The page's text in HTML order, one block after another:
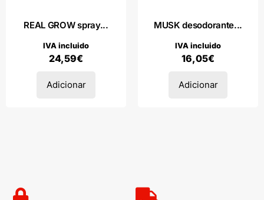
REAL GROW spray...
24,59€
IVA incluido
Adicionar
MUSK desodorante...
16,05€
IVA incluido
Adicionar